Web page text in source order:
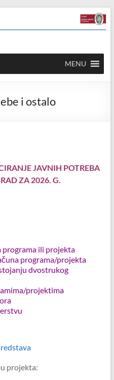
MENU
i ostalo
JAVNIH POTREBA
ZA 2026. G.
programa ili projekta
programa/projekta
dvostrukog
projektima
projekta: